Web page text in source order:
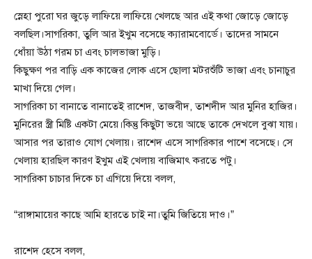
স্নেহা পুরো ঘর জুড়ে লাফিয়ে লাফিয়ে খেলছে আর এই কথা জোড়ে জোড়ে
বলছিল।সাগরিকা, তুলি আর ইখুম বসেছে ক্যারামবোর্ডে। তাদের সামনে
ধোঁয়া উঠা গরম চা এবং চালভাজা মুড়ি।
কিছুক্ষণ পর বাড়ি এক কাজের লোক এসে ছোলা মটরশুঁটি ভাজা এবং চানাচুর
মাখা দিয়ে গেল।
সাগরিকা চা বানাতে বানাতেই রাশেদ, তাজবীদ, তাশদীদ আর মুনির হাজির।
মুনিরের স্ত্রী মিষ্টি একটা মেয়ে।কিন্তু কিছুটা ভয়ে আছে তাকে দেখলে বুঝা যায়।
আসার পর তারাও যোগ খেলায়। রাশেদ এসে সাগরিকার পাশে বসেছে। সে
খেলায় হারছিল কারণ ইখুম এই খেলায় বাজিমাৎ করতে পটু।
সাগরিকা চাচার দিকে চা এগিয়ে দিয়ে বলল,
“রাঙ্গামায়ের কাছে আমি হারতে চাই না।তুমি জিতিয়ে দাও।”
রাশেদ হেসে বলল,